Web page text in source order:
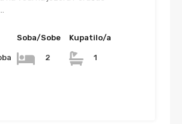
Soba/Sobe
2
Kupatilo/a
1